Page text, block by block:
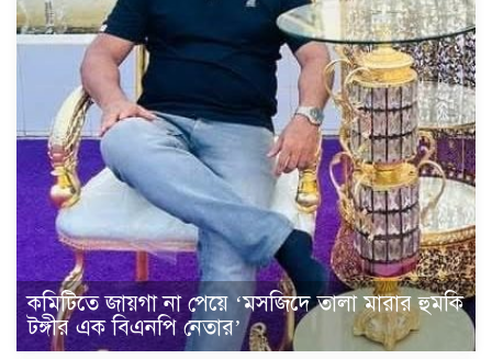
কমিটিতে জায়গা না পেয়ে ‘মসজিদে তালা মারার হুমকি
টঙ্গীর এক বিএনপি নেতার’